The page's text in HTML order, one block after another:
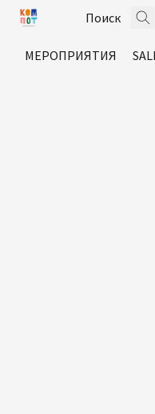
МЕРОПРИЯТИЯ